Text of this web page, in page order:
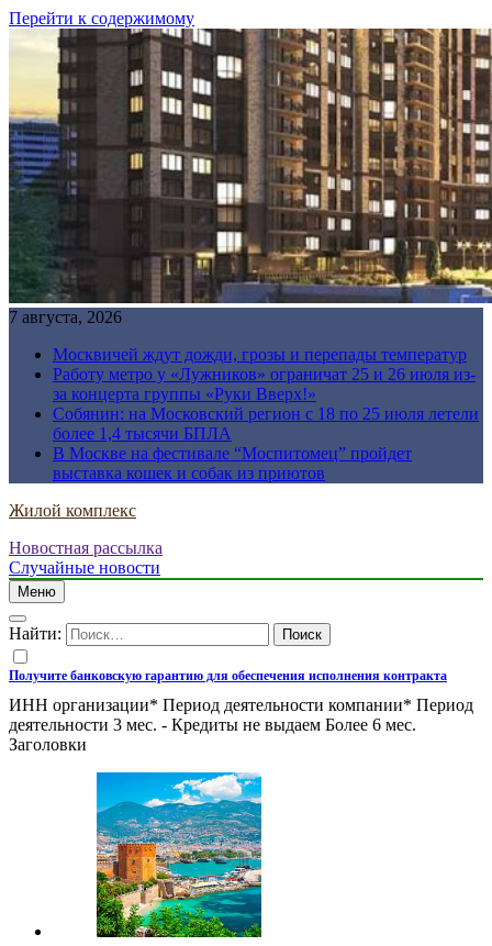
Перейти к содержимому
7 августа, 2026
Москвичей ждут дожди, грозы и перепады температур
Работу метро у «Лужников» ограничат 25 и 26 июля из-
за концерта группы «Руки Вверх!»
Собянин: на Московский регион с 18 по 25 июля летели
более 1,4 тысячи БПЛА
В Москве на фестивале “Моспитомец” пройдет
выставка кошек и собак из приютов
Жилой комплекс
Новостная рассылка
Случайные новости
Меню
Найти:
Получите банковскую гарантию для обеспечения исполнения контракта
ИНН организации* Период деятельности компании* Период
деятельности 3 мес. - Кредиты не выдаем Более 6 мес.
Заголовки